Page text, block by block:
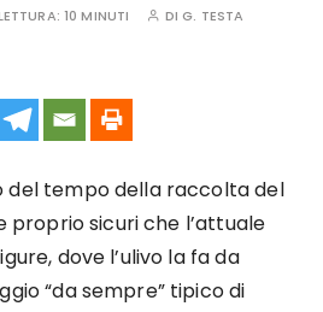
10 MINUTI DIG. TESTA
del tempo della raccolta del
proprio sicuri che l’attuale
dove l’ulivo la fa da
“da sempre” tipico di